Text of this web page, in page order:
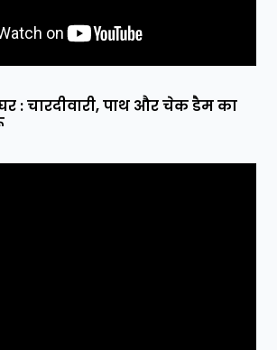
: चारदीवारी, पाथ और चेक डैम का